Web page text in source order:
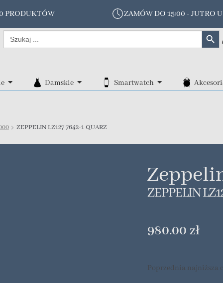
PRODUKTÓW ZAMÓW DO 15:00 - JUTRO
Search
for:
Search
Damskie Smartwatch
ZEPPELIN LZ127 7642-1 QUARZ
ZEPPELIN
980.00 zł
Poprzednia najniższa